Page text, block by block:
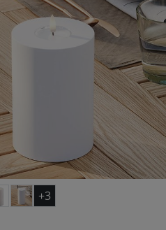
+3